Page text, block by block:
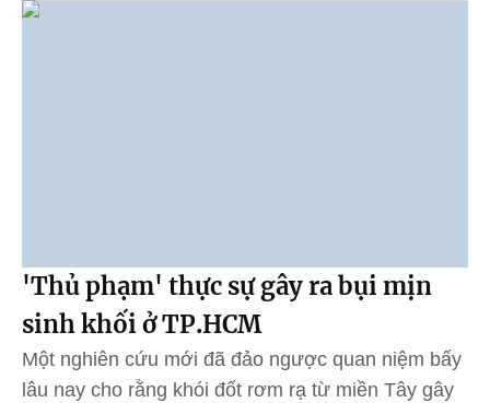
'Thủ phạm' thực sự gây ra bụi mịn
sinh khối ở TP.HCM
Một nghiên cứu mới đã đảo ngược quan niệm bấy
lâu nay cho rằng khói đốt rơm rạ từ miền Tây gây